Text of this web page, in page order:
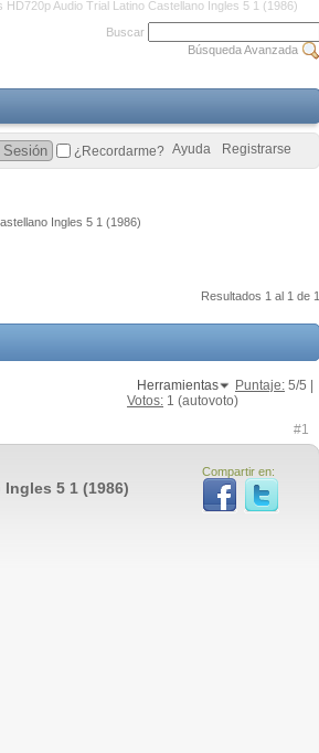
Audio Trial Latino Castellano Ingles 5 1 (1986)
Ingles 5 1 (1986)
Resultados 1 al 1 de 1
Herramientas Puntaje: 5/5 |
Votos: 1 (autovoto)
#1
Compartir en:
5 1 (1986)
Buscar
Búsqueda Avanzada
Registrarse
Ayuda
¿Recordarme?